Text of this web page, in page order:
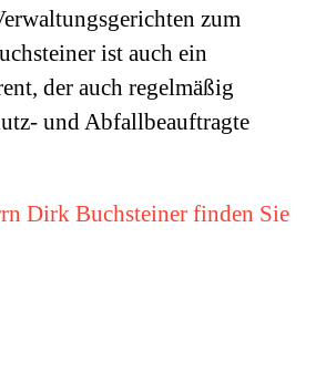
zum
ist auch ein
der auch regelmäßig
und Abfallbeauftragte
Dirk Buchsteiner finden Sie